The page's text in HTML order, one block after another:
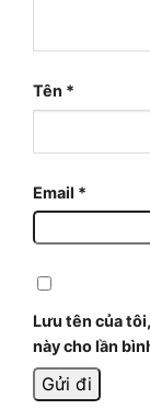
Tên *
Email *
Lưu tên của
này cho lần